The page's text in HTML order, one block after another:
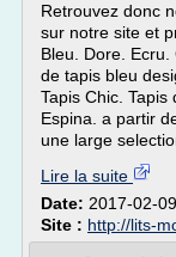
Retrouvez donc
sur notre site et
Bleu. Dore.
de tapis bleu
Tapis Chic.
Espina. a partir
une large
Lire la suite
Date: 2017-02-
Site : http://lits-